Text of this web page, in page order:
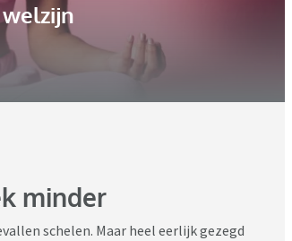
minder
schelen. Maar heel eerlijk gezegd